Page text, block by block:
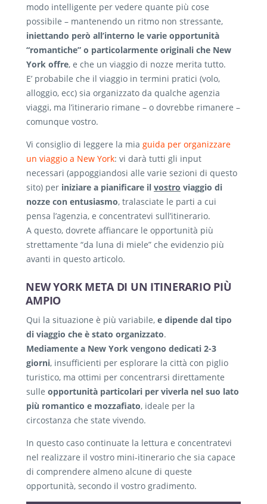
modo intelligente per vedere quante più cose
possibile – mantenendo un ritmo non stressante,
iniettando però all’interno le varie opportunità
“romantiche” o particolarmente originali che New
York offre, e che un viaggio di nozze merita tutto.
E’ probabile che il viaggio in termini pratici (volo,
alloggio, ecc) sia organizzato da qualche agenzia
viaggi, ma l’itinerario rimane – o dovrebbe rimanere –
comunque vostro.
Vi consiglio di leggere la mia guida per organizzare
un viaggio a New York: vi darà tutti gli input
necessari (appoggiandosi alle varie sezioni di questo
sito) per iniziare a pianificare il vostro viaggio di
nozze con entusiasmo, tralasciate le parti a cui
pensa l’agenzia, e concentratevi sull’itinerario.
A questo, dovrete affiancare le opportunità più
strettamente “da luna di miele” che evidenzio più
avanti in questo articolo.
NEW YORK META DI UN ITINERARIO PIÙ
AMPIO
Qui la situazione è più variabile, e dipende dal tipo
di viaggio che è stato organizzato.
Mediamente a New York vengono dedicati 2-3
giorni, insufficienti per esplorare la città con piglio
turistico, ma ottimi per concentrarsi direttamente
sulle opportunità particolari per viverla nel suo lato
più romantico e mozzafiato, ideale per la
circostanza che state vivendo.
In questo caso continuate la lettura e concentratevi
nel realizzare il vostro mini-itinerario che sia capace
di comprendere almeno alcune di queste
opportunità, secondo il vostro gradimento.